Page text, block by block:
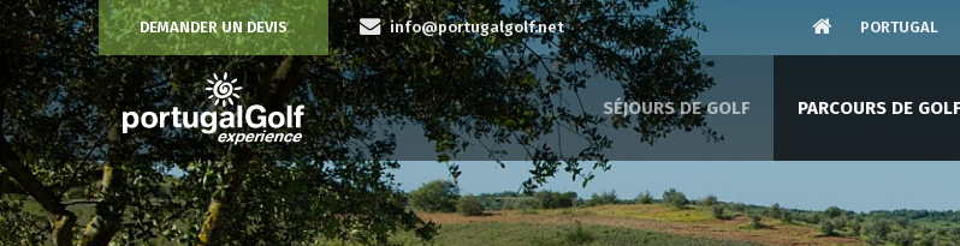
DEMANDER UN DEVIS info@portugalgolf.net PORTUGAL
SÉJOURS DE GOLF PARCOURS DE